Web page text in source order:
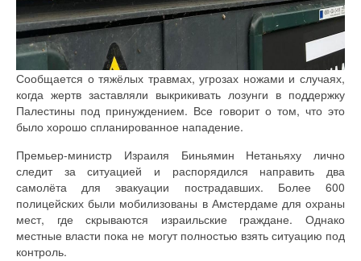
Сообщается о тяжёлых травмах, угрозах ножами и случаях,
когда жертв заставляли выкрикивать лозунги в поддержку
Палестины под принуждением. Все говорит о том, что это
было хорошо спланированное нападение.
Премьер-министр Израиля Биньямин Нетаньяху лично
следит за ситуацией и распорядился направить два
самолёта для эвакуации пострадавших. Более 600
полицейских были мобилизованы в Амстердаме для охраны
мест, где скрываются израильские граждане. Однако
местные власти пока не могут полностью взять ситуацию под
контроль.